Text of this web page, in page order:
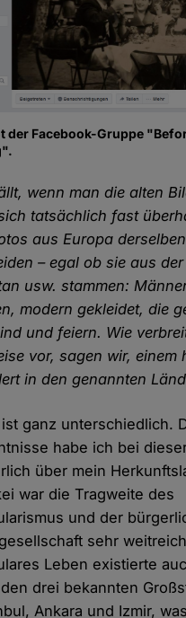
der Facebook-Gruppe
wenn man die alten
tatsächlich fast
aus Europa
– egal ob sie aus
usw. stammen:
modern gekleidet, die
und feiern. Wie
vor, sagen wir, einem
in den genannten
ist ganz unterschiedlich.
habe ich bei
über mein
war die Tragweite des
und der
sehr
Leben existierte
drei bekannten
Ankara und Izmir,